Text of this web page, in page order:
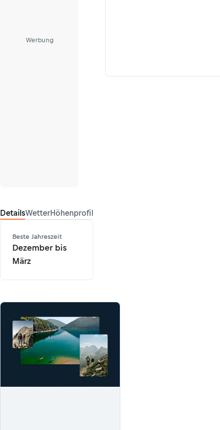
Werbung
DetailsWetterHöhenprofil
Beste Jahreszeit
Dezember bis
März